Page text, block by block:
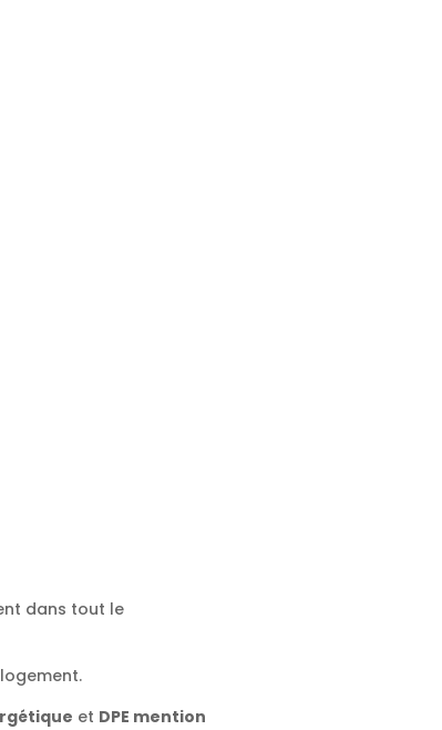
dans tout le
et DPE mention